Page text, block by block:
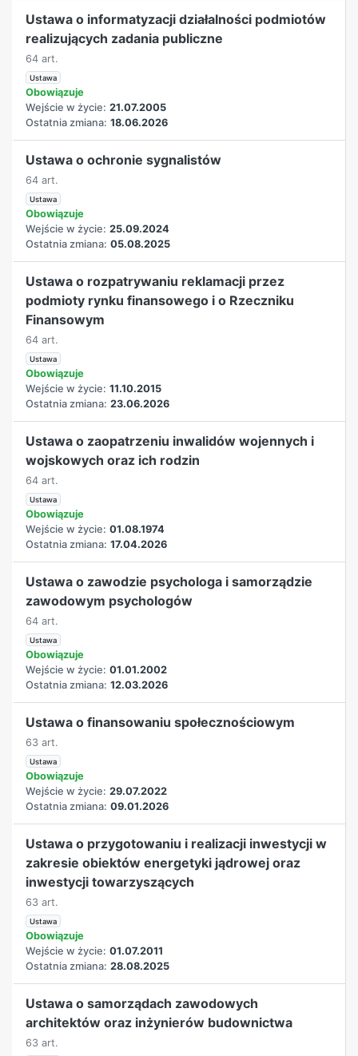
Ustawa o informatyzacji działalności podmiotów
realizujących zadania publiczne
64 art.
Ustawa
Obowiązuje
Wejście w życie: 21.07.2005
Ostatnia zmiana: 18.06.2026
Ustawa o ochronie sygnalistów
64 art.
Ustawa
Obowiązuje
Wejście w życie: 25.09.2024
Ostatnia zmiana: 05.08.2025
Ustawa o rozpatrywaniu reklamacji przez
podmioty rynku finansowego i o Rzeczniku
Finansowym
64 art.
Ustawa
Obowiązuje
Wejście w życie: 11.10.2015
Ostatnia zmiana: 23.06.2026
Ustawa o zaopatrzeniu inwalidów wojennych i
wojskowych oraz ich rodzin
64 art.
Ustawa
Obowiązuje
Wejście w życie: 01.08.1974
Ostatnia zmiana: 17.04.2026
Ustawa o zawodzie psychologa i samorządzie
zawodowym psychologów
64 art.
Ustawa
Obowiązuje
Wejście w życie: 01.01.2002
Ostatnia zmiana: 12.03.2026
Ustawa o finansowaniu społecznościowym
63 art.
Ustawa
Obowiązuje
Wejście w życie: 29.07.2022
Ostatnia zmiana: 09.01.2026
Ustawa o przygotowaniu i realizacji inwestycji w
zakresie obiektów energetyki jądrowej oraz
inwestycji towarzyszących
63 art.
Ustawa
Obowiązuje
Wejście w życie: 01.07.2011
Ostatnia zmiana: 28.08.2025
Ustawa o samorządach zawodowych
architektów oraz inżynierów budownictwa
63 art.